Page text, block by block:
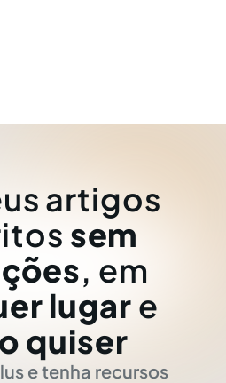
artigos
sem
, em
lugar e
quiser
e tenha recursos